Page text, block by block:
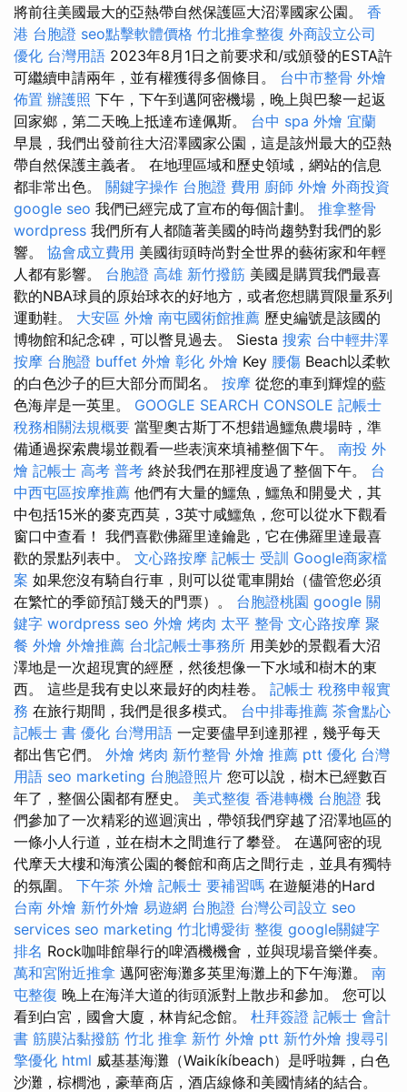
將前往美國最大的亞熱帶自然保護區大沼澤國家公園。 香
港 台胞證 seo點擊軟體價格 竹北推拿整復 外商設立公司
優化 台灣用語 2023年8月1日之前要求和/或頒發的ESTA許
可繼續申請兩年，並有權獲得多個條目。 台中市整骨 外燴
佈置 辦護照 下午，下午到邁阿密機場，晚上與巴黎一起返
回家鄉，第二天晚上抵達布達佩斯。 台中 spa 外燴 宜蘭
早晨，我們出發前往大沼澤國家公園，這是該州最大的亞熱
帶自然保護主義者。 在地理區域和歷史領域，網站的信息
都非常出色。 關鍵字操作 台胞證 費用 廚師 外燴 外商投資
google seo 我們已經完成了宣布的每個計劃。 推拿整骨
wordpress 我們所有人都隨著美國的時尚趨勢對我們的影
響。 協會成立費用 美國街頭時尚對全世界的藝術家和年輕
人都有影響。 台胞證 高雄 新竹撥筋 美國是購買我們最喜
歡的NBA球員的原始球衣的好地方，或者您想購買限量系列
運動鞋。 大安區 外燴 南屯國術館推薦 歷史編號是該國的
博物館和紀念碑，可以瞥見過去。 Siesta 搜索 台中輕井澤
按摩 台胞證 buffet 外燴 彰化 外燴 Key 腰傷 Beach以柔軟
的白色沙子的巨大部分而聞名。 按摩 從您的車到輝煌的藍
色海岸是一英里。 GOOGLE SEARCH CONSOLE 記帳士
稅務相關法規概要 當聖奧古斯丁不想錯過鱷魚農場時，準
備通過探索農場並觀看一些表演來填補整個下午。 南投 外
燴 記帳士 高考 普考 終於我們在那裡度過了整個下午。 台
中西屯區按摩推薦 他們有大量的鱷魚，鱷魚和開曼犬，其
中包括15米的麥克西莫，3英寸咸鱷魚，您可以從水下觀看
窗口中查看！ 我們喜歡佛羅里達鑰匙，它在佛羅里達最喜
歡的景點列表中。 文心路按摩 記帳士 受訓 Google商家檔
案 如果您沒有騎自行車，則可以從電車開始（儘管您必須
在繁忙的季節預訂幾天的門票）。 台胞證桃園 google 關
鍵字 wordpress seo 外燴 烤肉 太平 整骨 文心路按摩 聚
餐 外燴 外燴推薦 台北記帳士事務所 用美妙的景觀看大沼
澤地是一次超現實的經歷，然後想像一下水域和樹木的東
西。 這些是我有史以來最好的肉桂卷。 記帳士 稅務申報實
務 在旅行期間，我們是很多模式。 台中排毒推薦 茶會點心
記帳士 書 優化 台灣用語 一定要儘早到達那裡，幾乎每天
都出售它們。 外燴 烤肉 新竹整骨 外燴 推薦 ptt 優化 台灣
用語 seo marketing 台胞證照片 您可以說，樹木已經數百
年了，整個公園都有歷史。 美式整復 香港轉機 台胞證 我
們參加了一次精彩的巡迴演出，帶領我們穿越了沼澤地區的
一條小人行道，並在樹木之間進行了攀登。 在邁阿密的現
代摩天大樓和海濱公園的餐館和商店之間行走，並具有獨特
的氛圍。 下午茶 外燴 記帳士 要補習嗎 在遊艇港的Hard
台南 外燴 新竹外燴 易遊網 台胞證 台灣公司設立 seo
services seo marketing 竹北博愛街 整復 google關鍵字
排名 Rock咖啡館舉行的啤酒機機會，並與現場音樂伴奏。
萬和宮附近推拿 邁阿密海灘多英里海灘上的下午海灘。 南
屯整復 晚上在海洋大道的街頭派對上散步和參加。 您可以
看到白宮，國會大廈，林肯紀念館。 杜拜簽證 記帳士 會計
書 筋膜沾黏撥筋 竹北 推拿 新竹 外燴 ptt 新竹外燴 搜尋引
擎優化 html 威基基海灘（Waikíkíbeach）是呼啦舞，白色
沙灘，棕櫚池，豪華商店，酒店線條和美國情緒的結合。